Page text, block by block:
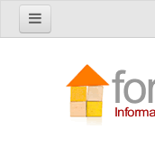
Nuevo tema